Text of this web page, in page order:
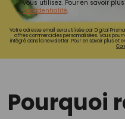
vous utilisez. Pour en savoir
confidentialité.
Votre adresse email sera utilisée par Digital
offres commerciales personnalisées. Vous
intégré dans la newsletter. Pour en savoir plus et
Pourquoi